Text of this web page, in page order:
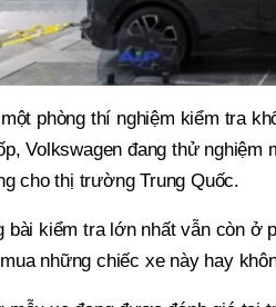
phòng thí nghiệm kiểm tra
Volkswagen đang thử nghiệm
cho thị trường Trung Quốc.
bài kiểm tra lớn nhất vẫn còn ở
những chiếc xe này hay